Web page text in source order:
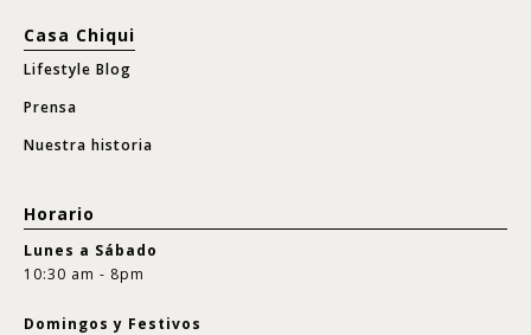
Casa Chiqui
Lifestyle Blog
Prensa
Nuestra historia
Horario
Lunes a Sábado
10:30 am - 8pm
Domingos y Festivos